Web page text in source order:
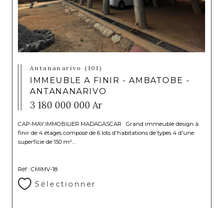
Antananarivo (101)
IMMEUBLE A FINIR - AMBATOBE -
ANTANANARIVO
3 180 000 000 Ar
CAP-MAY IMMOBILIER MADAGASCAR Grand immeuble design à
finir de 4 étages composé de 6 lots d'habitations de types 4 d'une
superficie de 150 m²...
Réf : CMIMV-18
Sélectionner